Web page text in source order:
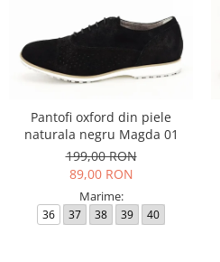
Pantofi oxford din piele
naturala negru Magda 01
199,00 RON
89,00 RON
Marime:
36 37 38 39 40